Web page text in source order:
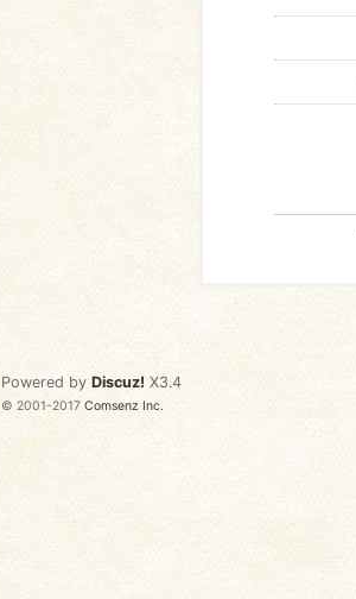
Powered by Discuz! X3.4
© 2001-2017Comsenz Inc.